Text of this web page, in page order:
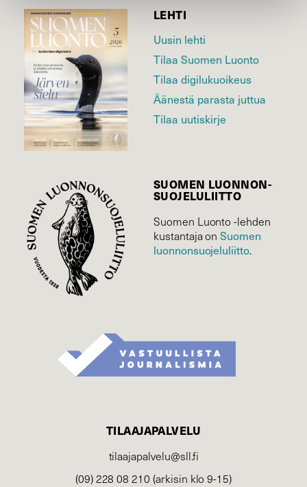
LEHTI
Uusin lehti
Tilaa Suomen Luonto
Tilaa digilukuoikeus
Äänestä parasta juttua
Tilaa uutiskirje
SUOMEN LUONNON­
SUOJELU­LIITTO
Suomen Luonto -lehden
kustantaja onSuomen
luonnonsuojelu­liitto.
TILAAJAPALVELU
tilaajapalvelu@sll.fi
(09) 228 08 210 (arkisin klo 9-15)